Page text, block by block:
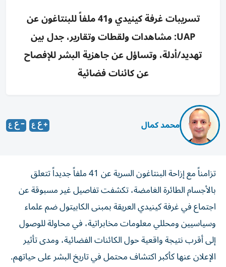
تسريبات غرفة كينيدي و41 ملفاً للبنتاغون عن
UAP: مشاهدات ولقطات وتقارير، جدل بين
تهديد/أدلة، وتساؤل عن جاهزية البشر للإفصاح
عن كائنات فضائية
محمد كمال
تزامناً مع إزاحة البنتاغون السرية عن 41 ملفاً جديداً تتعلق
بالأجسام الطائرة الغامضة، تكشفت تفاصيل غير مسبوقة عن
اجتماع في غرفة كينيدي العريقة بمبنى الكابيتول ضم علماء
وسياسيين ومحللي معلومات مخابراتية، في محاولة للوصول
إلى أقرب نتيجة واقعية حول الكائنات الفضائية، ومدى تأثير
الإعلان عنها كأكبر اكتشاف محتمل في تاريخ البشر على حياتهم.